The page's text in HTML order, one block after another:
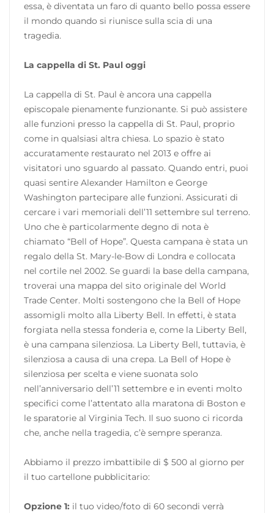
essa, è diventata un faro di quanto bello possa essere
il mondo quando si riunisce sulla scia di una
tragedia.
La cappella di St. Paul oggi
La cappella di St. Paul è ancora una cappella
episcopale pienamente funzionante. Si può assistere
alle funzioni presso la cappella di St. Paul, proprio
come in qualsiasi altra chiesa. Lo spazio è stato
accuratamente restaurato nel 2013 e offre ai
visitatori uno sguardo al passato. Quando entri, puoi
quasi sentire Alexander Hamilton e George
Washington partecipare alle funzioni. Assicurati di
cercare i vari memoriali dell’11 settembre sul terreno.
Uno che è particolarmente degno di nota è
chiamato “Bell of Hope”. Questa campana è stata un
regalo della St. Mary-le-Bow di Londra e collocata
nel cortile nel 2002. Se guardi la base della campana,
troverai una mappa del sito originale del World
Trade Center. Molti sostengono che la Bell of Hope
assomigli molto alla Liberty Bell. In effetti, è stata
forgiata nella stessa fonderia e, come la Liberty Bell,
è una campana silenziosa. La Liberty Bell, tuttavia, è
silenziosa a causa di una crepa. La Bell of Hope è
silenziosa per scelta e viene suonata solo
nell’anniversario dell’11 settembre e in eventi molto
specifici come l’attentato alla maratona di Boston e
le sparatorie al Virginia Tech. Il suo suono ci ricorda
che, anche nella tragedia, c’è sempre speranza.
Abbiamo il prezzo imbattibile di $ 500 al giorno per
il tuo cartellone pubblicitario:
Opzione 1: il tuo video/foto di 60 secondi verrà